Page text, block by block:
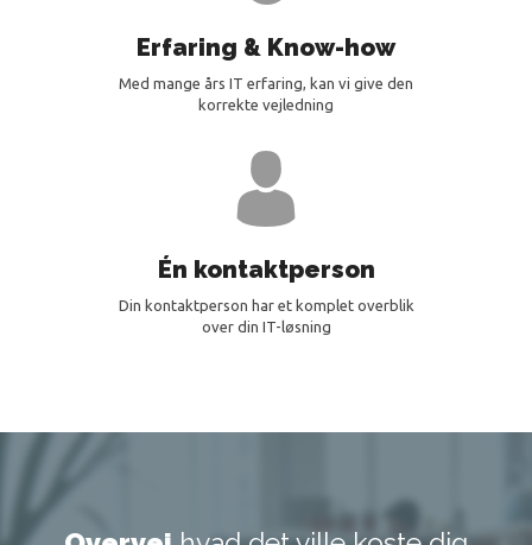
Erfaring & Know-how
Med mange års IT erfaring, kan vi give den
korrekte vejledning
Én kontaktperson
Din kontaktperson har et komplet overblik
over din IT-løsning